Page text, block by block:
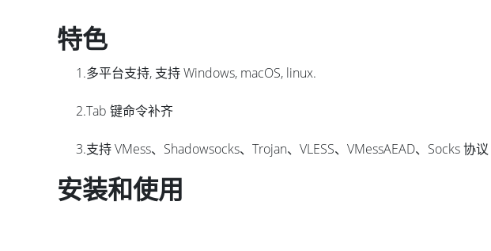
特色
1.多平台支持, 支持 Windows, macOS, linux.
2.Tab 键命令补齐
3.支持 VMess、Shadowsocks、Trojan、VLESS、VMessAEAD、Socks 协议
安装和使用